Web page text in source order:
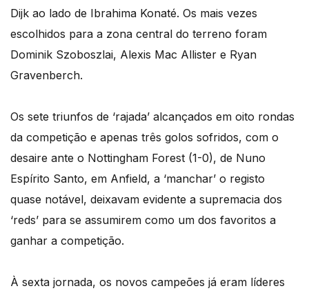
Dijk ao lado de Ibrahima Konaté. Os mais vezes
escolhidos para a zona central do terreno foram
Dominik Szoboszlai, Alexis Mac Allister e Ryan
Gravenberch.
Os sete triunfos de ‘rajada’ alcançados em oito rondas
da competição e apenas três golos sofridos, com o
desaire ante o Nottingham Forest (1-0), de Nuno
Espírito Santo, em Anfield, a ‘manchar’ o registo
quase notável, deixavam evidente a supremacia dos
‘reds’ para se assumirem como um dos favoritos a
ganhar a competição.
À sexta jornada, os novos campeões já eram líderes